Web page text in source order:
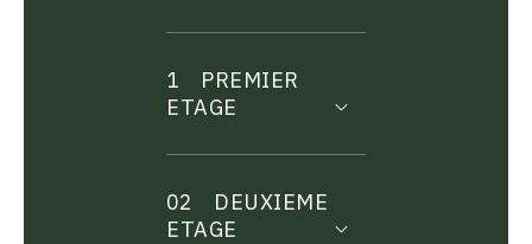
1
PREMIER
ETAGE
02
DEUXIEME
ETAGE